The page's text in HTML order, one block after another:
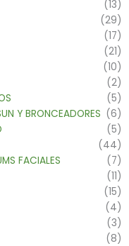
(13)
(29)
(17)
(21)
(10)
(2)
(5)
Y BRONCEADORES (6)
(5)
(44)
FACIALES
(7)
(11)
(15)
(4)
(3)
(8)